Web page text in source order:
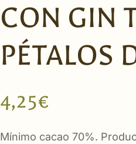
CON GIN
PÉTALOS
4,25€
Mínimo cacao 70%.